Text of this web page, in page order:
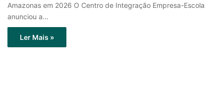
Amazonas em 2026 O Centro de Integração Empresa-Escola
anunciou a…
Ler Mais »